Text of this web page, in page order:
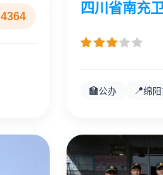
4364 四川省南充
🏫公办 📍绵